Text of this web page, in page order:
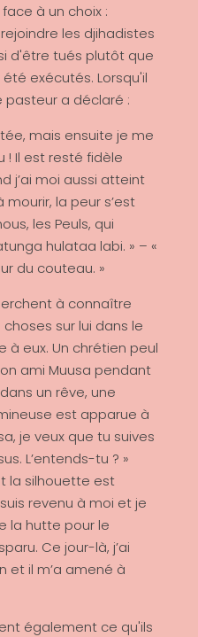
à un choix :
les djihadistes
d'être tués plutôt que
exécutés. Lorsqu'il
pasteur a déclaré :
mais ensuite je me
! Il est resté fidèle
j’ai moi aussi atteint
la peur s’est
les Peuls, qui
hulataa labi. » – «
du couteau. »
à connaître
sur lui dans le
à eux. Un chrétien peul
ami Muusa pendant
un rêve, une
est apparue à
je veux que tu suives
L’entends-tu ? »
la silhouette est
revenu à moi et je
la hutte pour le
Ce jour-là, j’ai
et il m’a amené à
également ce qu'ils